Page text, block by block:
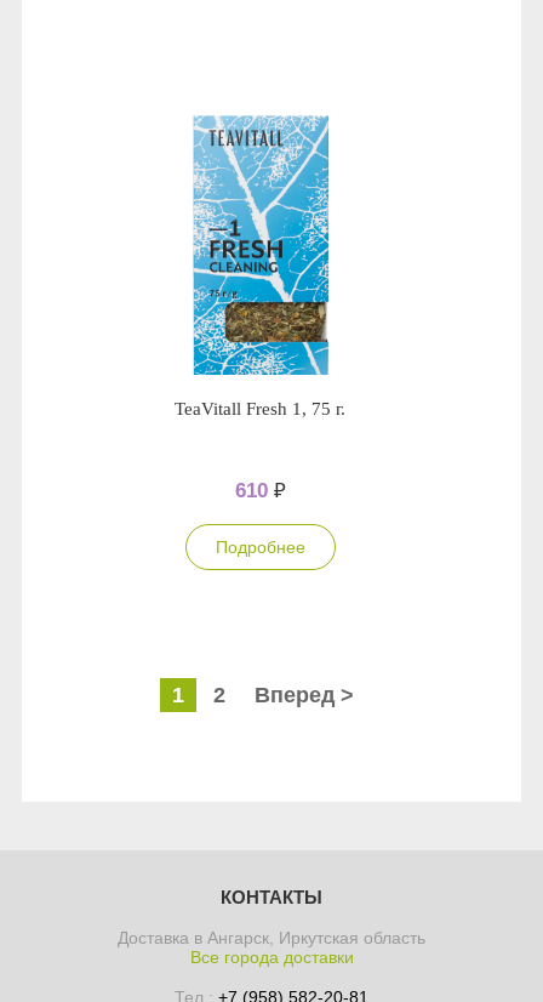
TeaVitall Fresh 1, 75 г.
610 ₽
Подробнее
1 2 Вперед >
КОНТАКТЫ
Доставка в Ангарск, Иркутская область
Все города доставки
Тел.: +7 (958) 582-20-81